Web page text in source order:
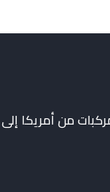
من أمريكا إلى